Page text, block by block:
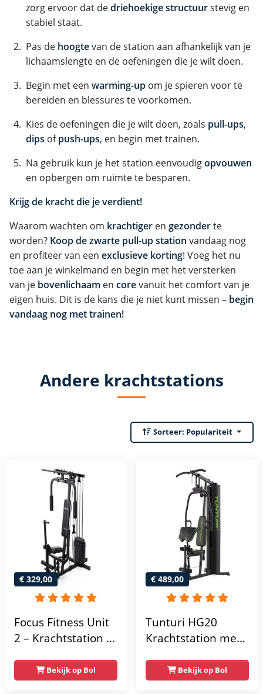
zorg ervoor dat dedriehoekige structuurstevig en
stabiel staat.
Pas de hoogtevan de station aan afhankelijk van je
lichaamslengte en de oefeningen die je wilt doen.
Begin met een warming-up om je spieren voor te
bereiden en blessures te voorkomen.
Kies de oefeningen die je wilt doen, zoals pull-ups,
dips ofpush-ups, en begin met trainen.
Na gebruik kun je het station eenvoudigopvouwen
en opbergen om ruimte te besparen.
Krijg de kracht die je verdient!
Waarom wachten om krachtiger en gezonderte
worden? Koop de zwarte pull-up station vandaag nog
en profiteer van een exclusieve korting! Voeg het nu
toe aan je winkelmand en begin met het versterken
van je bovenlichaam en corevanuit het comfort van je
eigen huis. Dit is de kans die je niet kunt missen – begin
vandaag nog met trainen!
Andere krachtstations
Sorteer: Populariteit
€ 329,00
Focus Fitness Unit
2 – Krachtstation –
– Lat Pulley
Bekijk op Bol
€ 489,00
Tunturi HG20
Krachtstation met
Compacte home
gym met lat pulley
Bekijk op Bol